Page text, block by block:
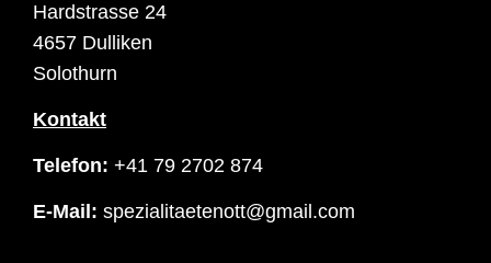
Hardstrasse 24
4657 Dulliken
Solothurn
Kontakt
Telefon: +41 79 2702 874
E-Mail: spezialitaetenott@gmail.com